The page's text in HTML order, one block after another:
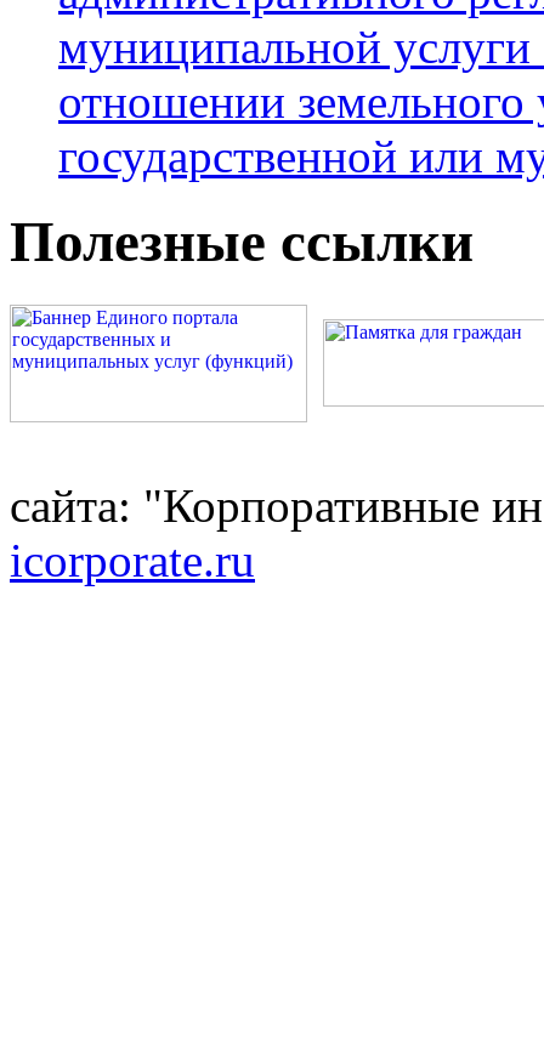
муниципальной услуги
отношении земельного
государственной или
Полезные ссылки
сайта: "Корпоративные
icorporate.ru